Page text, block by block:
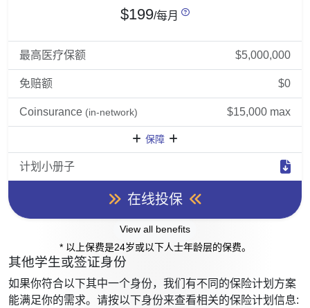
$199/每月
最高医疗保额 $5,000,000
免赔额 $0
Coinsurance (in-network) $15,000 max
保障
计划小册子
在线投保
View all benefits
* 以上保费是24岁或以下人士年龄层的保费。
其他学生或签证身份
如果你符合以下其中一个身份，我们有不同的保险计划方案
能满足你的需求。请按以下身份来查看相关的保险计划信息: